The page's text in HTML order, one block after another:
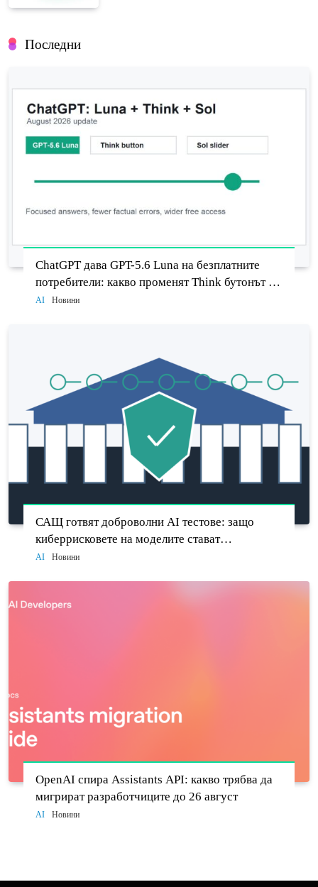
Последни
ChatGPT дава GPT-5.6 Luna на безплатните
потребители: какво променят Think бутонът и
новият Sol
AI Новини
САЩ готвят доброволни AI тестове: защо
киберрисковете на моделите стават
политически въпрос
AI Новини
OpenAI спира Assistants API: какво трябва да
мигрират разработчиците до 26 август
AI Новини